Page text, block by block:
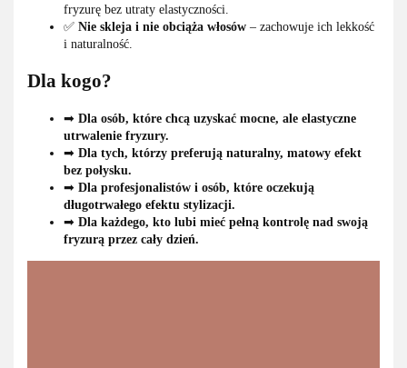
fryzurę bez utraty elastyczności.
✅ Nie skleja i nie obciąża włosów – zachowuje ich lekkość
i naturalność.
Dla kogo?
➡ Dla osób, które chcą uzyskać mocne, ale elastyczne
utrwalenie fryzury.
➡ Dla tych, którzy preferują naturalny, matowy efekt
bez połysku.
➡ Dla profesjonalistów i osób, które oczekują
długotrwałego efektu stylizacji.
➡ Dla każdego, kto lubi mieć pełną kontrolę nad swoją
fryzurą przez cały dzień.